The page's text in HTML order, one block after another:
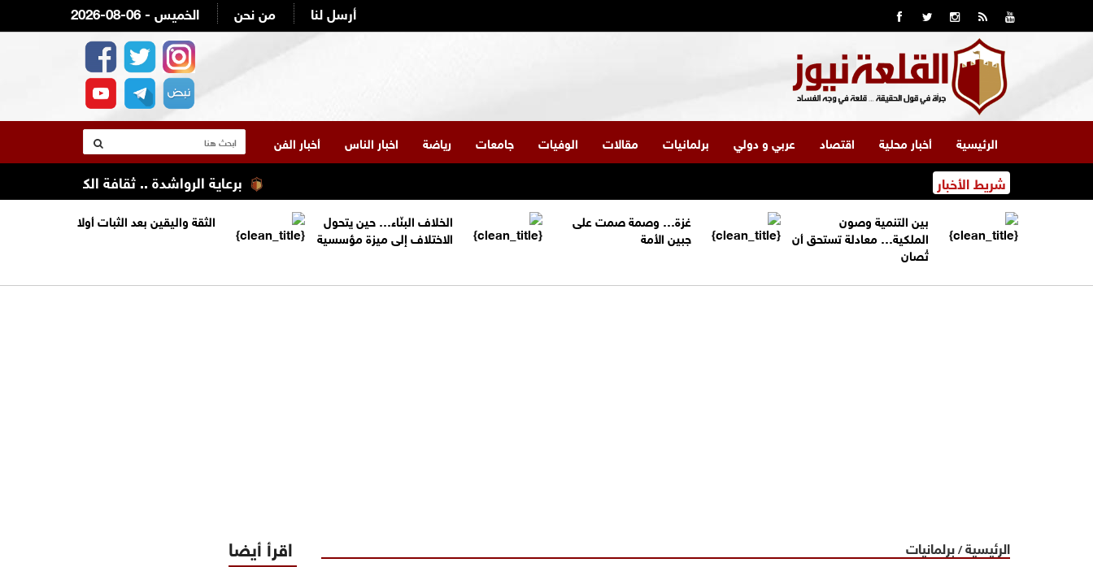
2026-08-06 - الخميس من نحن أرسل لنا
الرئيسية أخبار محلية اقتصاد عربي و دولي برلمانيات مقالات الوفيات جامعات رياضة اخبار الناس أخبار الفن
شريط الأخبار برعاية الرواشدة .. ثقافة الكرك تنظم
بين التنمية وصون
الملكية… معادلة تستحق أن
تُصان
غزة… وصمة صمت على
جبين الأمة
الخلاف البنّاء… حين يتحول
الاختلاف إلى ميزة مؤسسية
الثقة واليقين بعد الثبات أولا
الرئيسية/برلمانيات اقرأ أيضا